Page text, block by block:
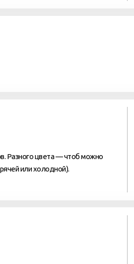
Разного цвета — чтоб можно
или холодной).